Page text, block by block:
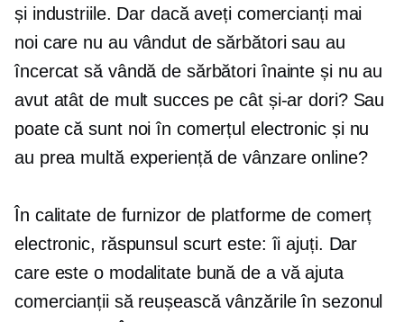
și industriile. Dar dacă aveți comercianți mai
noi care nu au vândut de sărbători sau au
încercat să vândă de sărbători înainte și nu au
avut atât de mult succes pe cât și-ar dori? Sau
poate că sunt noi în comerțul electronic și nu
au prea multă experiență de vânzare online?
În calitate de furnizor de platforme de comerț
electronic, răspunsul scurt este: îi ajuți. Dar
care este o modalitate bună de a vă ajuta
comercianții să reușească vânzările în sezonul